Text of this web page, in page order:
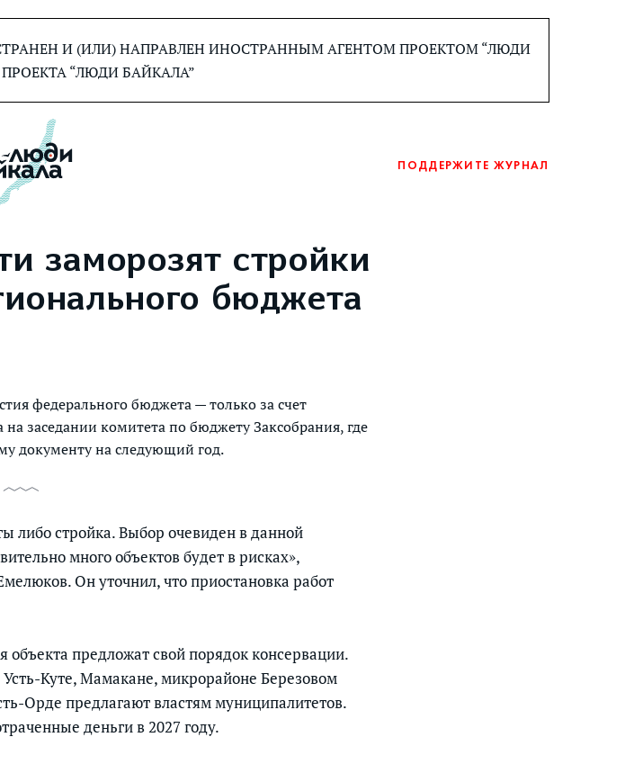
И (ИЛИ) НАПРАВЛЕН ИНОСТРАННЫМ АГЕНТОМ ПРОЕКТОМ “ЛЮДИ
“ЛЮДИ БАЙКАЛА”
ПОДДЕРЖИТЕ ЖУРНАЛ
заморозят стройки
бюджета
федерального бюджета — только за счет
заседании комитета по бюджету Заксобрания, где
документу на следующий год.
либо стройка. Выбор очевиден в данной
много объектов будет в рисках»,
Он уточнил, что приостановка работ
предложат свой порядок консервации.
Куте, Мамакане, микрорайоне Березовом
Орде предлагают властям муниципалитетов.
деньги в 2027 году.